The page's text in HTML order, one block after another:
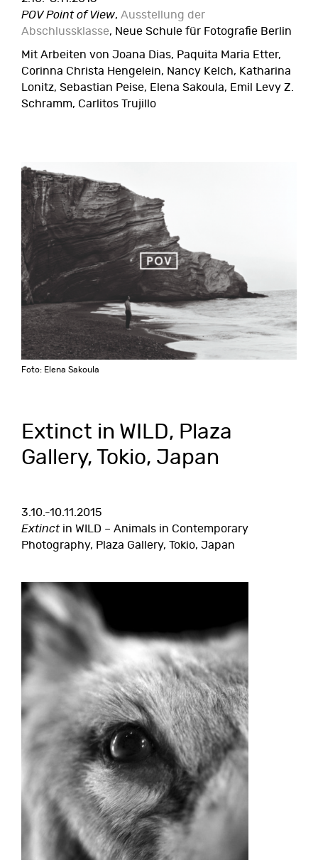
POV Point of View, Ausstellung der
Abschlussklasse, Neue Schule für Fotografie Berlin
Mit Arbeiten von Joana Dias, Paquita Maria Etter,
Corinna Christa Hengelein, Nancy Kelch, Katharina
Lonitz, Sebastian Peise, Elena Sakoula, Emil Levy Z.
Schramm, Carlitos Trujillo
Foto: Elena Sakoula
Extinct in WILD, Plaza
Gallery, Tokio, Japan
3.10.-10.11.2015
Extinctin WILD – Animals in Contemporary
Photography, Plaza Gallery, Tokio, Japan